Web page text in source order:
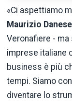
«Ci aspettiamo
Maurizio Danese
Veronafiere -
imprese italiane
business è più
tempi. Siamo
diventare lo